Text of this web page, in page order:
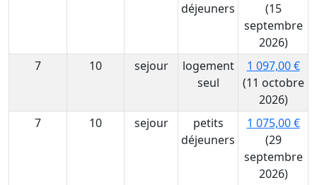
déjeuners
(15
septembre
2026)
7
10 sejour
logement
seul
1 097,00 €
(11 octobre
2026)
7
10 sejour
petits
déjeuners
1 075,00 €
(29
septembre
2026)